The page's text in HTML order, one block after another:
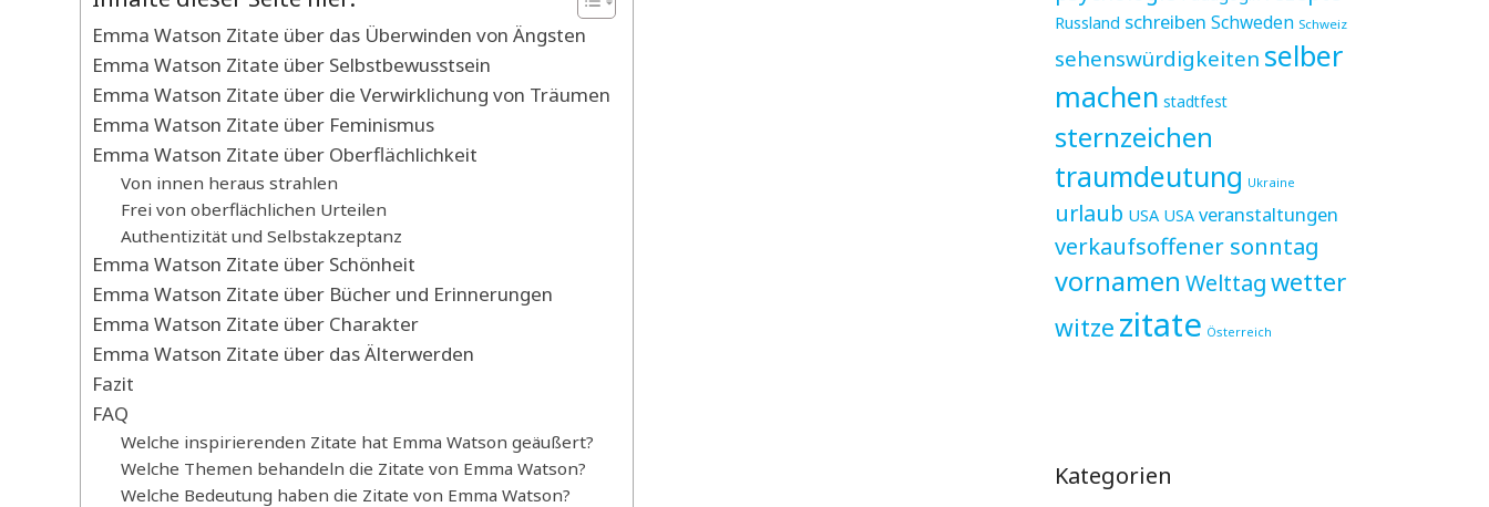
Emma Watson Zitate über das Überwinden von Ängsten
Emma Watson Zitate über Selbstbewusstsein
Emma Watson Zitate über die Verwirklichung von Träumen
Emma Watson Zitate über Feminismus
Emma Watson Zitate über Oberflächlichkeit
Von innen heraus strahlen
Frei von oberflächlichen Urteilen
Authentizität und Selbstakzeptanz
Emma Watson Zitate über Schönheit
Emma Watson Zitate über Bücher und Erinnerungen
Emma Watson Zitate über Charakter
Emma Watson Zitate über das Älterwerden
Fazit
FAQ
Welche inspirierenden Zitate hat Emma Watson geäußert?
Welche Themen behandeln die Zitate von Emma Watson?
Welche Bedeutung haben die Zitate von Emma Watson?
Russland schreiben Schweden Schweiz
sehenswürdigkeiten selber
machen stadtfest
sternzeichen
traumdeutung Ukraine
urlaub USA USA veranstaltungen
verkaufsoffener sonntag
vornamen Welttagwetter
witze zitate Österreich
Kategorien